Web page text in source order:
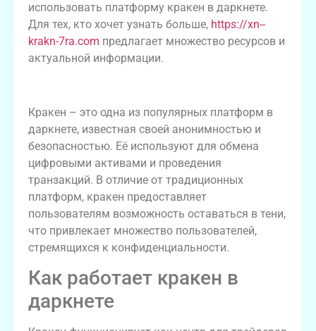
использовать платформу кракен в даркнете.
Для тех, кто хочет узнать больше, https://xn--
krakn-7ra.com предлагает множество ресурсов и
актуальной информации.
Кракен – это одна из популярных платформ в
даркнете, известная своей анонимностью и
безопасностью. Её используют для обмена
цифровыми активами и проведения
транзакций. В отличие от традиционных
платформ, кракен предоставляет
пользователям возможность оставаться в тени,
что привлекает множество пользователей,
стремящихся к конфиденциальности.
Как работает кракен в
даркнете